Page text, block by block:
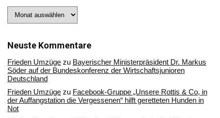
Sie
Archiv
Neuste Kommentare
Frieden Umzüge zu Bayerischer Ministerpräsident Dr. Markus
Söder auf der Bundeskonferenz der Wirtschaftsjunioren
Deutschland
Frieden Umzüge zu Facebook-Gruppe „Unsere Rottis & Co, in
der Auffangstation die Vergessenen“ hilft geretteten Hunden in
Not